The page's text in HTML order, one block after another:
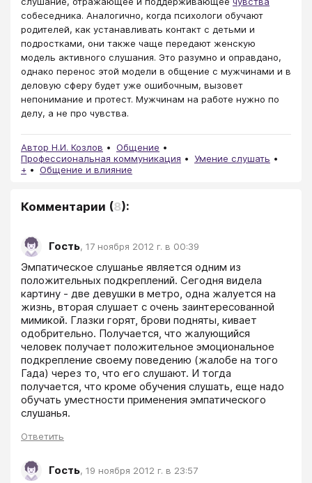
собеседника. Аналогично, когда психологи обучают
родителей, как устанавливать контакт с детьми и
подростками, они также чаще передают женскую
модель активного слушания. Это разумно и оправдано,
однако перенос этой модели в общение с мужчинами и в
деловую сферу будет уже ошибочным, вызовет
непонимание и протест. Мужчинам на работе нужно по
делу, а не про чувства.
Автор Н.И. Козлов
Общение
Профессиональная коммуникация
Умение слушать
+
Общение и влияние
Комментарии (8):
Гость, 17 ноября 2012 г. в 00:39
Эмпатическое слушанье является одним из
положительных подкреплений. Сегодня видела
картину - две девушки в метро, одна жалуется на
жизнь, вторая слушает с очень заинтересованной
мимикой. Глазки горят, брови подняты, кивает
одобрительно. Получается, что жалующийся
человек получает положительное эмоциональное
подкрепление своему поведению (жалобе на того
Гада) через то, что его слушают. И тогда
получается, что кроме обучения слушать, еще надо
обучать уместности применения эмпатического
слушанья.
Ответить
Гость, 19 ноября 2012 г. в 23:57